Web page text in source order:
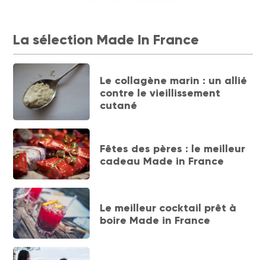
La sélection Made In France
Le collagène marin : un allié
contre le vieillissement
cutané
Fêtes des pères : le meilleur
cadeau Made in France
Le meilleur cocktail prêt à
boire Made in France